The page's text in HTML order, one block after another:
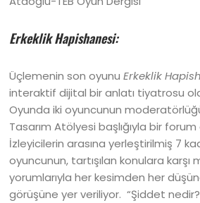
Erkeklik Hapishanesi:
Üçlemenin son oyunu Erkeklik
interaktif dijital bir anlatı tiyatrosu
Oyunda iki oyuncunun
Tasarım Atölyesi başlığıyla bir
İzleyicilerin arasına yerleştirilmiş 7
oyuncunun, tartışılan konulara karşı
yorumlarıyla her kesimden her
görüşüne yer veriliyor. “Şiddet